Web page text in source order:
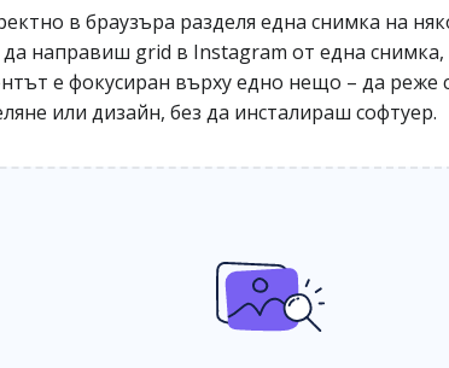
в браузъра разделя една снимка на
направиш grid в Instagram от една
е фокусиран върху едно нещо – да
или дизайн, без да инсталираш софтуер.